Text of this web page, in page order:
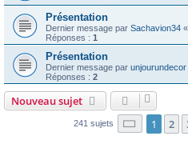
Présentation
Dernier message par Sachavion34 «
Réponses : 1
Présentation
Dernier message par unjourundecor
Réponses : 2
Nouveau sujet
241 sujets Page 1
1 2